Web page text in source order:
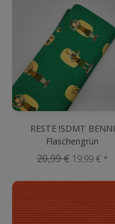
RESTE !SDMT BENNI
Flaschengrün
20,99 € 19,99 € *